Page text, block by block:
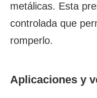
metálicas. Esta
controlada que
romperlo.
Aplicaciones y